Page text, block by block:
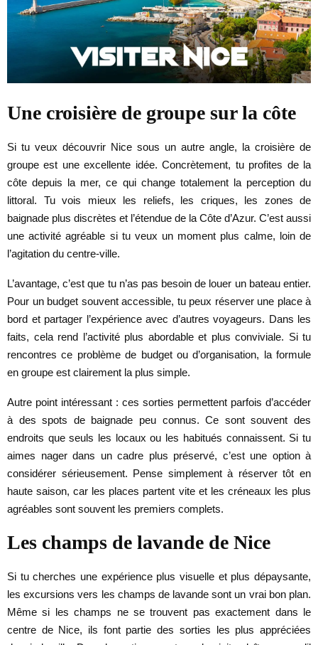
Une croisière de groupe sur la côte
Si tu veux découvrir Nice sous un autre angle, la croisière de
groupe est une excellente idée. Concrètement, tu profites de la
côte depuis la mer, ce qui change totalement la perception du
littoral. Tu vois mieux les reliefs, les criques, les zones de
baignade plus discrètes et l’étendue de la Côte d’Azur. C’est aussi
une activité agréable si tu veux un moment plus calme, loin de
l’agitation du centre-ville.
L’avantage, c’est que tu n’as pas besoin de louer un bateau entier.
Pour un budget souvent accessible, tu peux réserver une place à
bord et partager l’expérience avec d’autres voyageurs. Dans les
faits, cela rend l’activité plus abordable et plus conviviale. Si tu
rencontres ce problème de budget ou d’organisation, la formule
en groupe est clairement la plus simple.
Autre point intéressant : ces sorties permettent parfois d’accéder
à des spots de baignade peu connus. Ce sont souvent des
endroits que seuls les locaux ou les habitués connaissent. Si tu
aimes nager dans un cadre plus préservé, c’est une option à
considérer sérieusement. Pense simplement à réserver tôt en
haute saison, car les places partent vite et les créneaux les plus
agréables sont souvent les premiers complets.
Les champs de lavande de Nice
Si tu cherches une expérience plus visuelle et plus dépaysante,
les excursions vers les champs de lavande sont un vrai bon plan.
Même si les champs ne se trouvent pas exactement dans le
centre de Nice, ils font partie des sorties les plus appréciées